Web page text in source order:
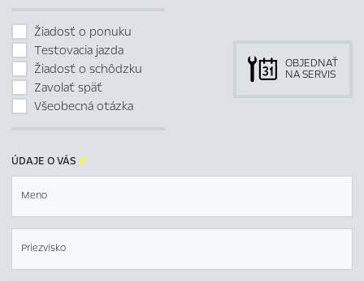
Žiadosť o ponuku
Testovacia jazda
Žiadosť o schôdzku
Zavolať späť
Všeobecná otázka
OBJEDNAŤ
NA SERVIS
ÚDAJE O VÁS 
Meno
Priezvisko